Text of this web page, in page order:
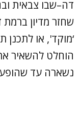
דה–שבו צבאית
שחזר מדיון
‘מוקד', או לתכנן
הוחלט להשאיר
נשארה עד